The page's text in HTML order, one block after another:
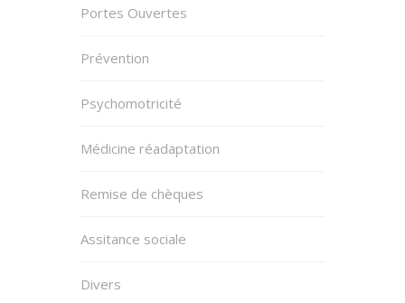
Portes Ouvertes
Prévention
Psychomotricité
Médicine réadaptation
Remise de chèques
Assitance sociale
Divers